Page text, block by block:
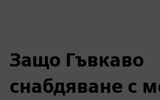
Защо Гъвкаво
снабдяване с